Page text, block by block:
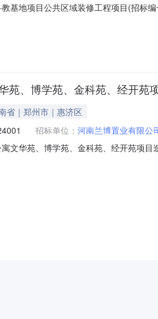
基地项目公共区域装修工程项目(招标
有限公司中天伟业建设有限公司投标
苑、博学苑、金科苑、经开
省｜郑州市｜惠济区
招标单位： 河南兰博置业有限公
文华苑、博学苑、金科苑、经开苑项
兴工程咨询有限公司河南仁信工程管